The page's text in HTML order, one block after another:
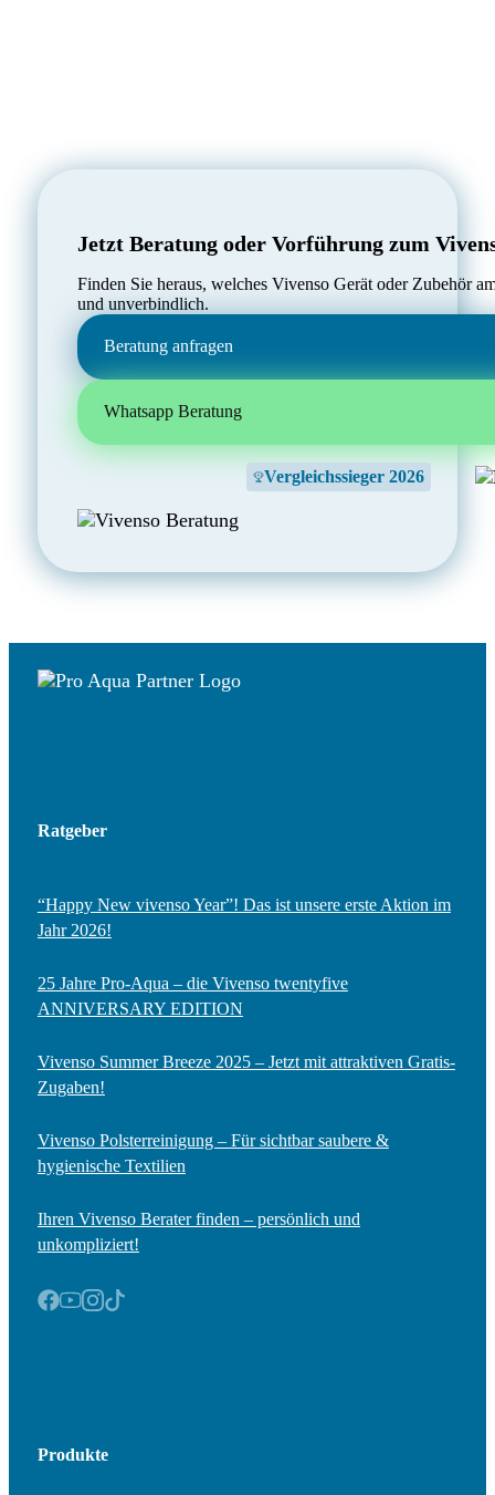
Jetzt Beratung oder Vorführung zum
Finden Sie heraus, welches Vivenso Gerät oder Zubehör
und unverbindlich.
Beratung anfragen
Whatsapp Beratung
Vergleichssieger 2026
Ratgeber
“Happy New vivenso Year”! Das ist unsere erste Aktion im
Jahr 2026!
25 Jahre Pro-Aqua – die Vivenso twentyfive
ANNIVERSARY EDITION
Vivenso Summer Breeze 2025 – Jetzt mit attraktiven Gratis-
Zugaben!
Vivenso Polsterreinigung – Für sichtbar saubere &
hygienische Textilien
Ihren Vivenso Berater finden – persönlich und
unkompliziert!
Produkte